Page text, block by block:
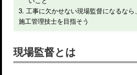
工事に欠かせない現場監督になるなら、
施工管理技士を目指そう
現場監督とは